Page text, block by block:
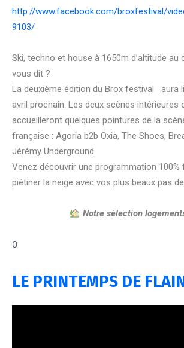
http://www.facebook.com/broxfestival/
9103/
Ski, techno et house à 1650m d’altitude
vous dit ?
La deuxième édition du Brox festival
aura
avril prochain. Les deux scènes intérieures
accueilleront quelques pointures de la
française : Agoria b2b Oxia, The Shoes,
Jérémy Underground.
Venez découvrir une programmation 100%
piétiner la neige avec vos plus beaux pas
Notre sélection
0
LE PRINTEMPS DE